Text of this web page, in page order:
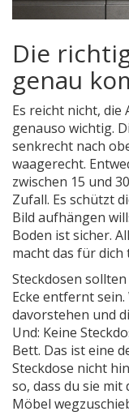
Die
genau
Es reicht nicht, die
genauso wichtig.
senkrecht nach
waagerecht.
zwischen 15 und
Zufall. Es schützt
Bild aufhängen
Boden ist sicher.
macht das für
Steckdosen
Ecke entfernt
davorstehen und
Und: Keine
Bett. Das ist eine
Steckdose nicht
so, dass du sie
Möbel